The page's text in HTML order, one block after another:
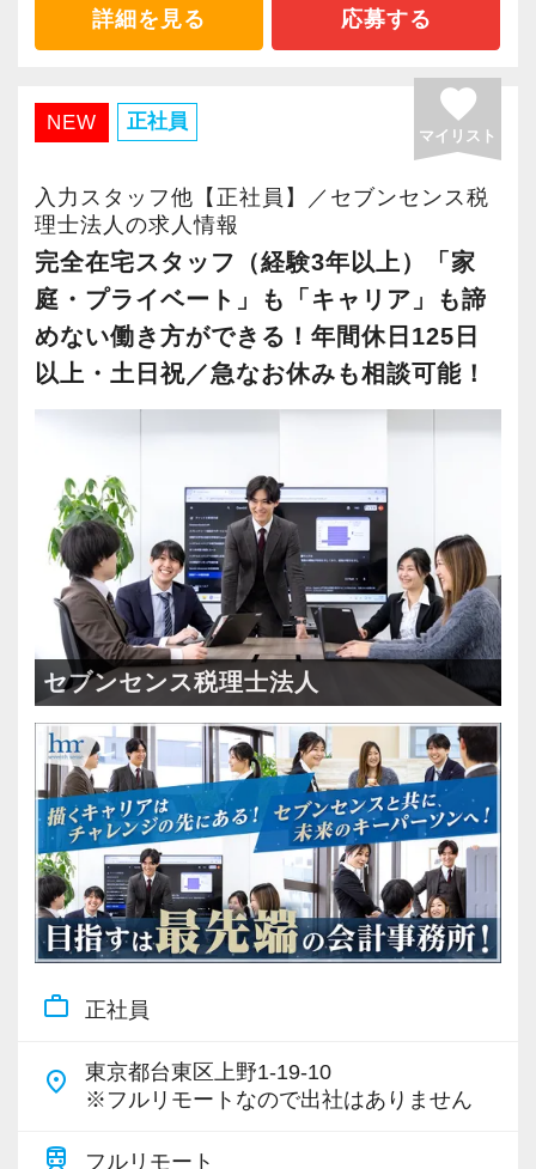
・経験値が自然と積み上がる環境
・有給取得率90％以上
・繁忙期も月30～40h程度
・男性の育休取得率100％
・テレワーク導入済み
・全席デュアルモニタ完備
＜幅広い経験・成長環境＞
・9割が紹介の安定基盤
・個人～大企業まで幅広く経験可能
・税務顧問＋資産税に関与
・相続／事業承継／M&Aにも対応
＜成長中の税理士法人＞
・全国14拠点で事業展開
・従業員240名以上に拡大
・会計・税務・財務・労務まで対応
・専門家が在籍しワンストップ支援
＜学びを後押し＞
・書籍購入費／研修費は全額会社負担
・隔月で税法・実務の学習会あり
・資格取得を目指す社員が多数
＜募集の背景＞
・組織力強化に向けた採用
詳細を見る 応募する
NEW 正社員 favorite
マイリスト
入力スタッフ他【正社員】／セブンセンス税
理士法人の求人情報
完全在宅スタッフ（経験3年以上）「家
庭・プライベート」も「キャリア」も諦
めない働き方ができる！年間休日125日
以上・土日祝／急なお休みも相談可能！
セブンセンス税理士法人
work_outline 正社員
place
東京都台東区上野1-19-10
※フルリモートなので出社はありません
train フルリモート